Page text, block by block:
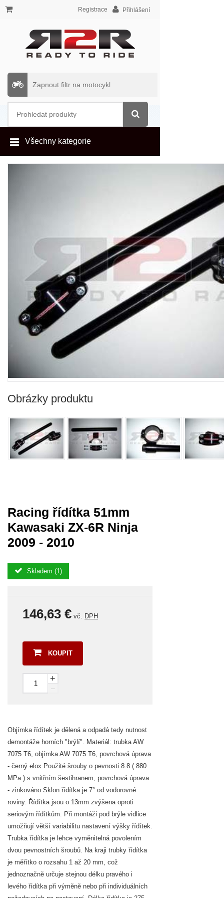
Přihlášení
Registrace
Zapnout filtr na motocykl
Všechny kategorie
Obrázky produktu
Racing řídítka 51mm
Kawasaki ZX-6R Ninja
2009 - 2010
Skladem (1)
146,63 € vč. DPH
KOUPIT
+
–
Objímka řídítek je dělená a odpadá tedy nutnost
demontáže horních "brýlí". Materiál: trubka AW
7075 T6, objímka AW 7075 T6, povrchová úprava
- černý elox Použité šrouby o pevnosti 8.8 ( 880
MPa ) s vnitřním šestihranem, povrchová úprava
- zinkováno Sklon řídítka je 7° od vodorovné
roviny. Řídítka jsou o 13mm zvýšena oproti
seriovým řídítkům. Při montáži pod brýle vidlice
umožňují větší variabilitu nastavení výšky řídítek.
Trubka řídítka je lehce vyměnitelná povolením
dvou pevnostních šroubů. Na kraji trubky řídítka
je měřítko o rozsahu 1 až 20 mm, což
jednoznačně určuje stejnou délku pravého i
levého řídítka při výměně nebo při individuálních